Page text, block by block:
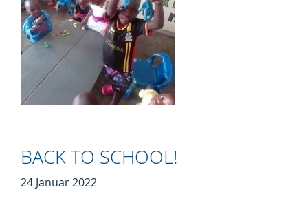
BACK TO SCHOOL!
24 Januar 2022